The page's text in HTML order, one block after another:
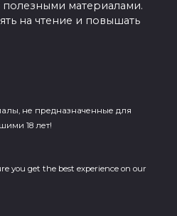
материалами.
на чтение и повышать
не предназначенные для
18 лет!
you get the best experience on our